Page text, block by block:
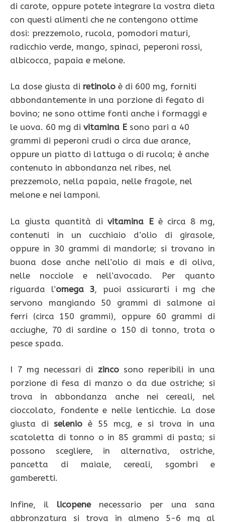
di carote, oppure potete integrare la vostra dieta
con questi alimenti che ne contengono ottime
dosi: prezzemolo, rucola, pomodori maturi,
radicchio verde, mango, spinaci, peperoni rossi,
albicocca, papaia e melone.
La dose giusta di retinolo è di 600 mg, forniti
abbondantemente in una porzione di fegato di
bovino; ne sono ottime fonti anche i formaggi e
le uova. 60 mg di vitamina E sono pari a 40
grammi di peperoni crudi o circa due arance,
oppure un piatto di lattuga o di rucola; è anche
contenuto in abbondanza nel ribes, nel
prezzemolo, nella papaia, nelle fragole, nel
melone e nei lamponi.
La giusta quantità divitamina Eè circa 8 mg,
contenuti in un cucchiaio d’olio di girasole,
oppure in 30 grammi di mandorle; si trovano in
buona dose anche nell’olio di mais e di oliva,
nelle nocciole e nell’avocado. Per quanto
riguarda l’omega 3, puoi assicurarti i mg che
servono mangiando 50 grammi di salmone ai
ferri (circa 150 grammi), oppure 60 grammi di
acciughe, 70 di sardine o 150 di tonno, trota o
pesce spada.
I 7 mg necessari di zincosono reperibili in una
porzione di fesa di manzo o da due ostriche; si
trova in abbondanza anche nei cereali, nel
cioccolato, fondente e nelle lenticchie. La dose
giusta diselenio è 55 mcg, e si trova in una
scatoletta di tonno o in 85 grammi di pasta; si
possono scegliere, in alternativa, ostriche,
pancetta di maiale, cereali, sgombri e
gamberetti.
Infine, il licopenenecessario per una sana
abbronzatura si trova in almeno 5-6 mg al